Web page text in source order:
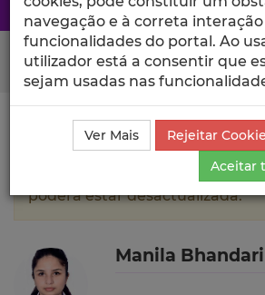
Search Button
Ciência_Iscte Autores Manila
A informação contida neste
poderá estar desactualizada.
Manila Bhandari
navegação e à correta
funcionalidades do portal. Ao
utilizador está a consentir que
sejam usadas nas
Ver Mais
Rejeitar
Aceitar